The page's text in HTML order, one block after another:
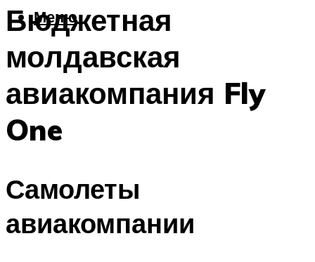
Меню
Бюджетная
молдавская
авиакомпания Fly
One
Самолеты
авиакомпании